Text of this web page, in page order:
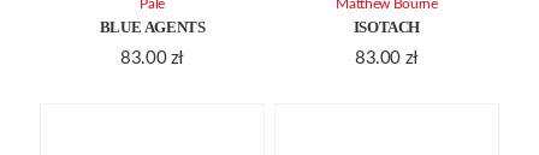
BLUE AGENTS
83.00 zł
Pale
ISOTACH
83.00 zł
Matthew Bourne